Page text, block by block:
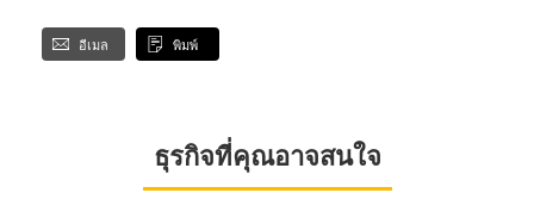
อีเมล พิมพ์
ธุรกิจที่คุณอาจสนใจ